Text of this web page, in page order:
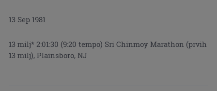
13 Sep 1981
13 milj* 2:01:30 (9:20 tempo) Sri Chinmoy Marathon (prvih
13 milj), Plainsboro, NJ